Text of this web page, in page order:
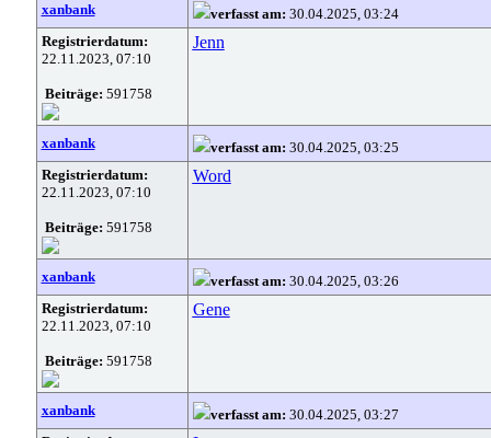
xanbank verfasst am: 30.04.2025, 03:24
Registrierdatum:
22.11.2023, 07:10
Beiträge: 591758
Jenn
xanbank verfasst am: 30.04.2025, 03:25
Registrierdatum:
22.11.2023, 07:10
Beiträge: 591758
Word
xanbank verfasst am: 30.04.2025, 03:26
Registrierdatum:
22.11.2023, 07:10
Beiträge: 591758
Gene
xanbank verfasst am: 30.04.2025, 03:27